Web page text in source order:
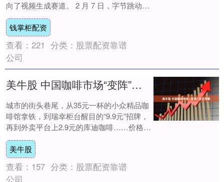
向了视频生成赛道。 2 月 7 日，字节跳动旗
下 AI 视....
钱掌柜配资
查看： 221 分类： 股票配资靠谱
公司
美牛股 中国咖啡市场“变阵”拉开序幕
城市的街头巷尾，从35元一杯的小众精品咖
啡馆拿铁，到瑞幸柜台醒目的“9.9元”招牌，
再到外卖平台上2.9元的库迪咖啡……价格悬
殊的咖啡产品同台竞技，宣告着咖啡市....
美牛股
查看： 157 分类： 股票配资靠谱
公司